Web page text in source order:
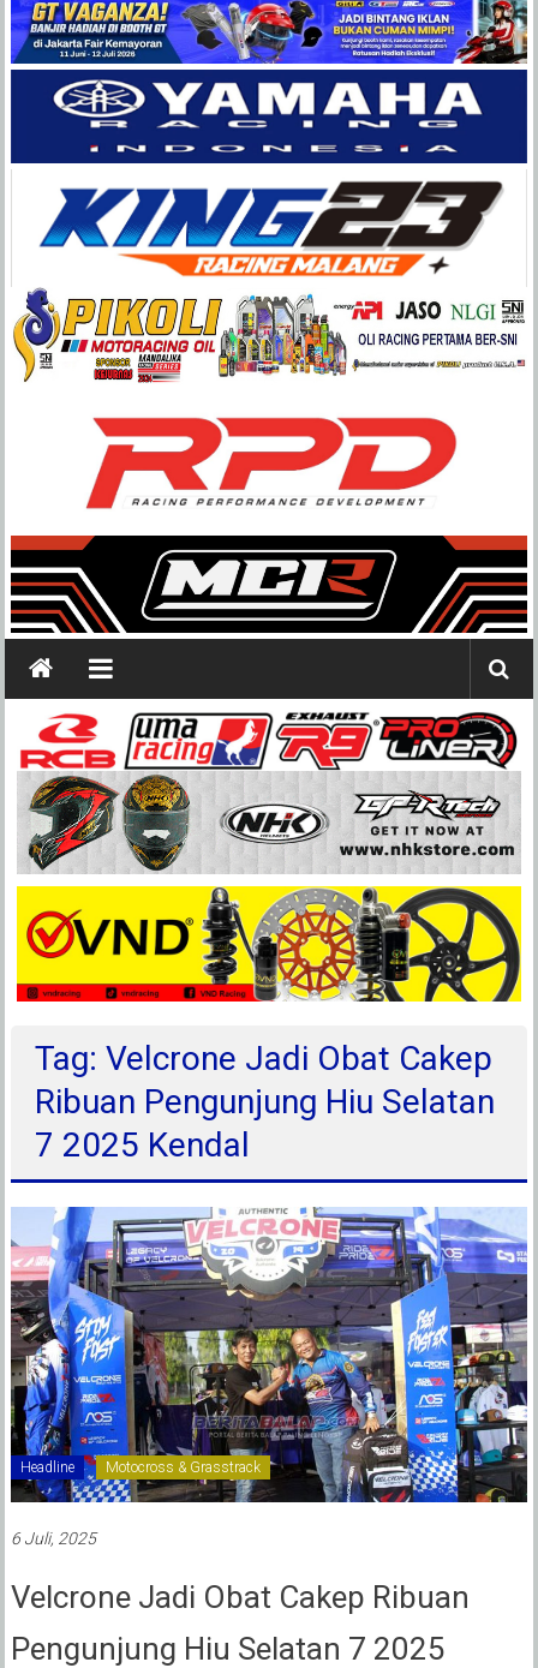
Balap
Paling
Lengkap
Tag: Velcrone Jadi Obat Cakep
Ribuan Pengunjung Hiu Selatan
7 2025 Kendal
Headline Motocross & Grasstrack
6 Juli, 2025
Velcrone Jadi Obat Cakep Ribuan
Pengunjung Hiu Selatan 7 2025